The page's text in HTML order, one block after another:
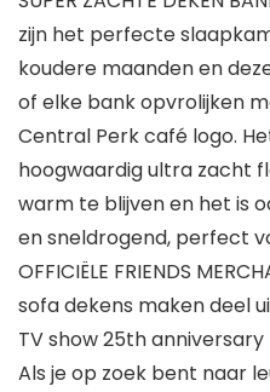
zijn het perfecte
koudere maanden en
of elke bank opvrolijken
Central Perk café logo.
hoogwaardig ultra zacht
warm te blijven en het is
en sneldrogend, perfect
OFFICIËLE FRIENDS
sofa dekens maken deel
TV show 25th
Als je op zoek bent naar